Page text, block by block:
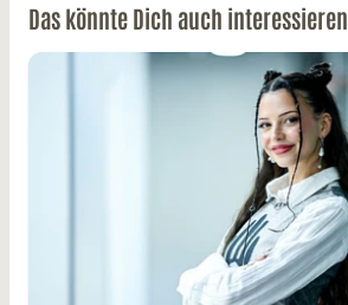
Das könnte Dich auch interessieren